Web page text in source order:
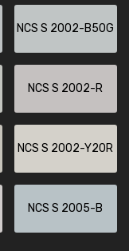
NCS S 2002-B50G
NCS S 2002-R
NCS S 2002-Y20R
NCS S 2005-B